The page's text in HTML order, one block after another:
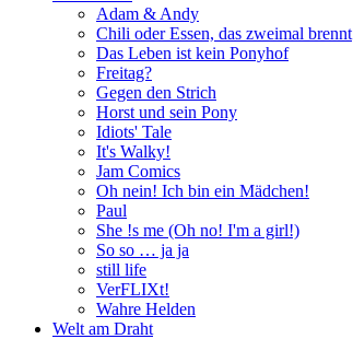
Adam & Andy
Chili oder Essen, das zweimal brennt
Das Leben ist kein Ponyhof
Freitag?
Gegen den Strich
Horst und sein Pony
Idiots' Tale
It's Walky!
Jam Comics
Oh nein! Ich bin ein Mädchen!
Paul
She !s me (Oh no! I'm a girl!)
So so … ja ja
still life
VerFLIXt!
Wahre Helden
Welt am Draht